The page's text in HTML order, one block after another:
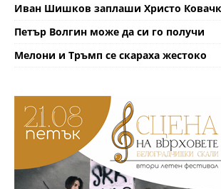
Иван Шишков заплаши Христо
Петър Волгин може да си го получи
Мелони и Тръмп се скараха жестоко